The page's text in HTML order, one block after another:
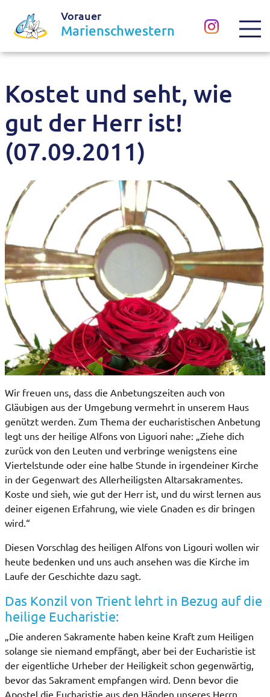
Vorauer
Marienschwestern
Kostet und seht, wie
gut der Herr ist!
(07.09.2011)
Wir freuen uns, dass die Anbetungszeiten auch von
Gläubigen aus der Umgebung vermehrt in unserem Haus
genützt werden. Zum Thema der eucharistischen Anbetung
legt uns der heilige Alfons von Liguori nahe: „Ziehe dich
zurück von den Leuten und verbringe wenigstens eine
Viertelstunde oder eine halbe Stunde in irgendeiner Kirche
in der Gegenwart des Allerheiligsten Altarsakramentes.
Koste und sieh, wie gut der Herr ist, und du wirst lernen aus
deiner eigenen Erfahrung, wie viele Gnaden es dir bringen
wird.“
Diesen Vorschlag des heiligen Alfons von Ligouri wollen wir
heute bedenken und uns auch ansehen was die Kirche im
Laufe der Geschichte dazu sagt.
Das Konzil von Trient lehrt in Bezug auf die
heilige Eucharistie:
„Die anderen Sakramente haben keine Kraft zum Heiligen
solange sie niemand empfängt, aber bei der Eucharistie ist
der eigentliche Urheber der Heiligkeit schon gegenwärtig,
bevor das Sakrament empfangen wird. Denn bevor die
Apostel die Eucharistie aus den Händen unseres Herrn